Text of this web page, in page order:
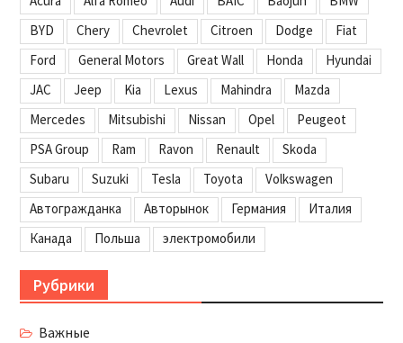
BYD
Chery Chevrolet Citroen Dodge
Fiat
Ford
General Motors Great Wall Honda
Hyundai
JAC
Jeep Kia Lexus Mahindra
Mazda
Mercedes
Mitsubishi Nissan Opel
Peugeot
PSA Group
Ram Ravon Renault
Skoda
Subaru
Suzuki Tesla Toyota
Volkswagen
Автогражданка
Авторынок Германия
Италия
Канада
Польша электромобили
Рубрики
Важные